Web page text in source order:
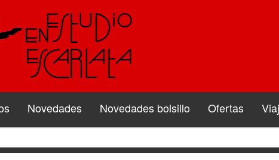
Novedades Novedades bolsillo Ofertas